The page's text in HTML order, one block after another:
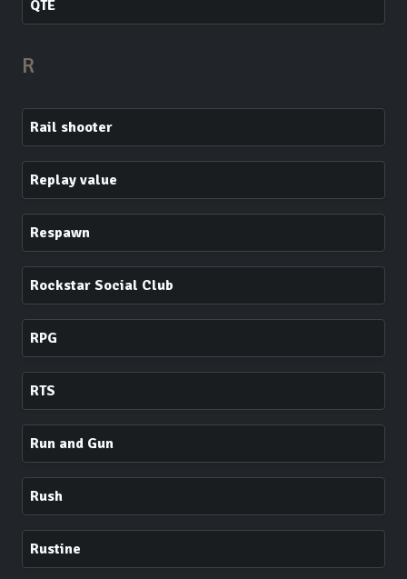
QTE
R
Rail shooter
Replay value
Respawn
Rockstar Social Club
RPG
RTS
Run and Gun
Rush
Rustine